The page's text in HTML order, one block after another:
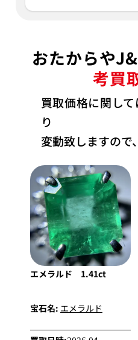
おたからや
考買
買取価格に関し
り
変動致しますので
エメラルド 1.41ct
宝石名: エメラルド